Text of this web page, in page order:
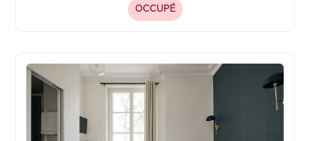
OCCUPÉ